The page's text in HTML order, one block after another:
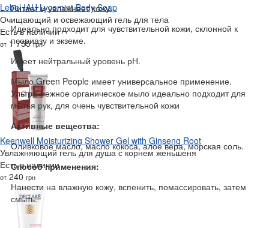
Питает и увлажняет кожу.
Идеально подходит для чувствительной кожи, склонной к
псориазу и экземе.
Имеет нейтральный уровень рН.
Мыло Green People имеет универсальное применение.
Ультра-нежное органическое мыло идеально подходит для
мытья рук, для очень чувствительной кожи
Активные вещества:
Оливковое масло, масло кокоса, алое вера, морская соль.
Способ применения:
Нанести на влажную кожу, вспенить, помассировать, затем
смыть.
Lebel IAU Lycomint Body Soap
Очищающий и освежающий гель для тела
Есть в наличии
от 1 755грн
Keenwell Moisturizing Shower Gel with Ginseng Root
Увлажняющий гель для душа с корнем женьшеня
Есть в наличии
от 240 грн